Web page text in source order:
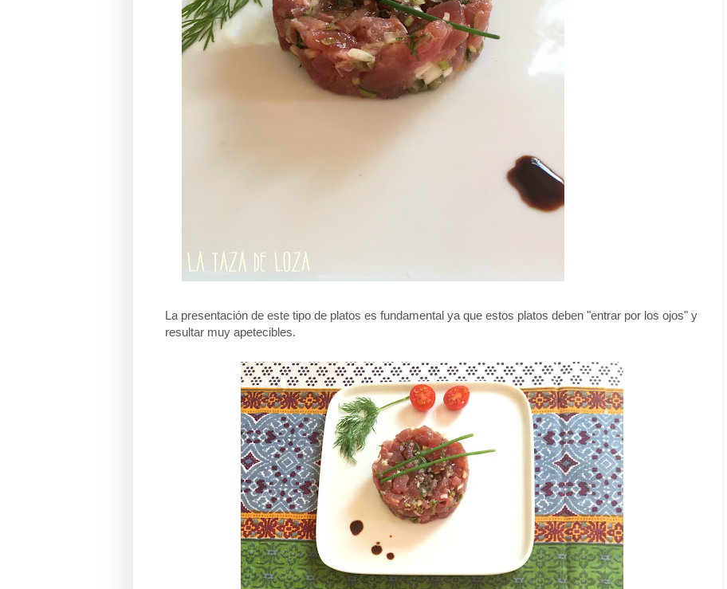
La presentación de este tipo de platos es fundamental ya que estos platos deben "entrar por los ojos" y
resultar muy apetecibles.